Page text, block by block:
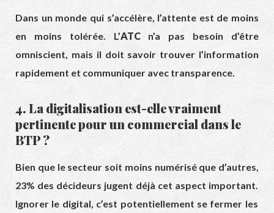
Dans un monde qui s’accélère, l’attente est de moins
en moins tolérée. L’ATCn’a pas besoin d’être
omniscient, mais il doit savoir trouver l’information
rapidement et communiquer avec transparence.
4. La digitalisation est-elle vraiment
pertinente pour un commercial dans le
BTP ?
Bien que le secteur soit moins numérisé que d’autres,
23% des décideurs jugent déjà cet aspect important.
Ignorer le digital, c’est potentiellement se fermer les